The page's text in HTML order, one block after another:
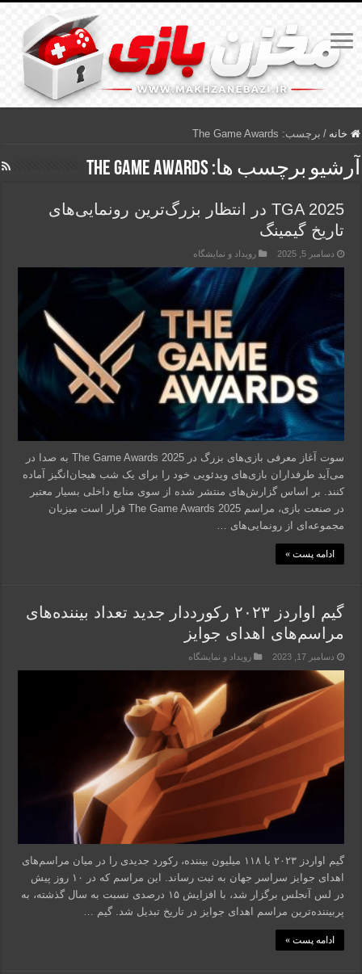
خانه / برچسب: The Game Awards
آرشیو برچسب ها: The Game Awards
TGA 2025 در انتظار بزرگ‌ترین رونمایی‌های
تاریخ گیمینگ
دسامبر 5, 2025 رویداد و نمایشگاه
سوت آغاز معرفی بازی‌های بزرگ در The Game Awards 2025 به صدا در
می‌آید طرفداران بازی‌های ویدئویی خود را برای یک شب هیجان‌انگیز آماده
کنند. بر اساس گزارش‌های منتشر شده از سوی منابع داخلی بسیار معتبر
در صنعت بازی، مراسم The Game Awards 2025 قرار است میزبان
مجموعه‌ای از رونمایی‌های …
ادامه پست »
گیم اواردز ۲۰۲۳ رکورددار جدید تعداد بیننده‌های
مراسم‌های اهدای جوایز
دسامبر 17, 2023 رویداد و نمایشگاه
گیم اواردز ۲۰۲۳ با ۱۱۸ میلیون بیننده، رکورد جدیدی را در میان مراسم‌های
اهدای جوایز سراسر جهان به ثبت رساند. این مراسم که در ۱۰ روز پیش
در لس آنجلس برگزار شد، با افزایش ۱۵ درصدی نسبت به سال گذشته، به
پربیننده‌ترین مراسم اهدای جوایز در تاریخ تبدیل شد. گیم …
ادامه پست »